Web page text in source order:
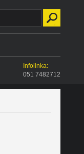
Infolinka:
051 7482712